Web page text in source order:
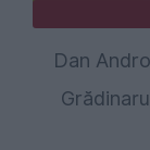
Dan